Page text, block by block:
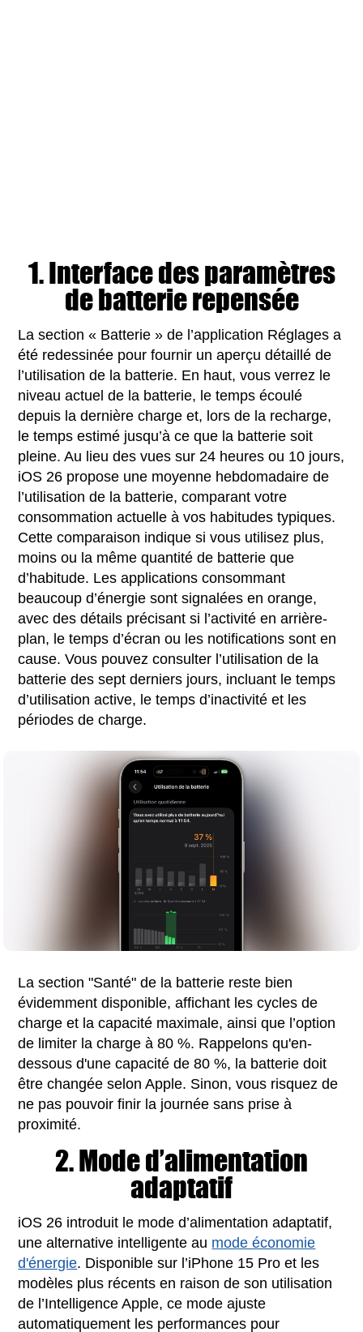
1. Interface des paramètres
de batterie repensée
La section « Batterie » de l’application Réglages a
été redessinée pour fournir un aperçu détaillé de
l’utilisation de la batterie. En haut, vous verrez le
niveau actuel de la batterie, le temps écoulé
depuis la dernière charge et, lors de la recharge,
le temps estimé jusqu’à ce que la batterie soit
pleine. Au lieu des vues sur 24 heures ou 10 jours,
iOS 26 propose une moyenne hebdomadaire de
l’utilisation de la batterie, comparant votre
consommation actuelle à vos habitudes typiques.
Cette comparaison indique si vous utilisez plus,
moins ou la même quantité de batterie que
d’habitude. Les applications consommant
beaucoup d’énergie sont signalées en orange,
avec des détails précisant si l’activité en arrière-
plan, le temps d’écran ou les notifications sont en
cause. Vous pouvez consulter l’utilisation de la
batterie des sept derniers jours, incluant le temps
d’utilisation active, le temps d’inactivité et les
périodes de charge.
La section "Santé" de la batterie reste bien
évidemment disponible, affichant les cycles de
charge et la capacité maximale, ainsi que l’option
de limiter la charge à 80 %. Rappelons qu'en-
dessous d'une capacité de 80 %, la batterie doit
être changée selon Apple. Sinon, vous risquez de
ne pas pouvoir finir la journée sans prise à
proximité.
2. Mode d’alimentation
adaptatif
iOS 26 introduit le mode d’alimentation adaptatif,
une alternative intelligente au mode économie
d'énergie. Disponible sur l’iPhone 15 Pro et les
modèles plus récents en raison de son utilisation
de l’Intelligence Apple, ce mode ajuste
automatiquement les performances pour